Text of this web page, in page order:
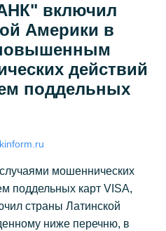
включил
Америки в
действий
поддельных
мошеннических
поддельных карт VISA,
страны Латинской
ниже перечню, в